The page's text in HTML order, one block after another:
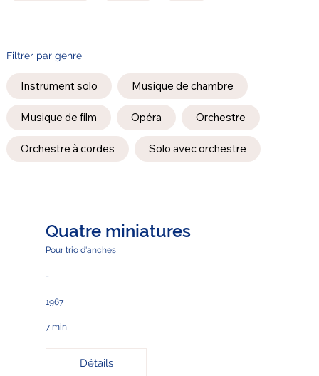
Quatre miniatures
Pour trio d'anches
-
1967
7 min
Détails
Filtrer par genre
Instrument solo Musique de chambre
Musique de film Opéra Orchestre
Orchestre à cordes Solo avec orchestre